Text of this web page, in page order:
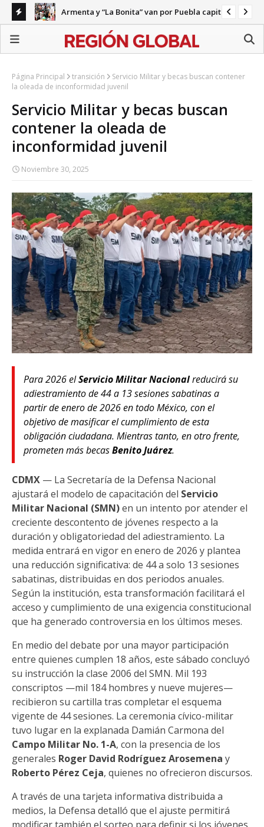
Armenta y “La Bonita” van por Puebla capital
Página Principal transición
Servicio Militar y becas buscan contener
la oleada de inconformidad juvenil
Servicio Militar y becas buscan
contener la oleada de
inconformidad juvenil
Noviembre 30, 2025
Para 2026 elServicio Militar Nacionalreducirá su
adiestramiento de 44 a 13 sesiones sabatinas a
partir de enero de 2026 en todo México, con el
objetivo de masificar el cumplimiento de esta
obligación ciudadana. Mientras tanto, en otro frente,
prometen más becasBenito Juárez.
CDMX — La Secretaría de la Defensa Nacional
ajustará el modelo de capacitación del Servicio
Militar Nacional (SMN)en un intento por atender el
creciente descontento de jóvenes respecto a la
duración y obligatoriedad del adiestramiento. La
medida entrará en vigor en enero de 2026 y plantea
una reducción significativa: de 44 a solo 13 sesiones
sabatinas, distribuidas en dos periodos anuales.
Según la institución, esta transformación facilitará el
acceso y cumplimiento de una exigencia constitucional
que ha generado controversia en los últimos meses.
En medio del debate por una mayor participación
entre quienes cumplen 18 años, este sábado concluyó
su instrucción la clase 2006 del SMN. Mil 193
conscriptos —mil 184 hombres y nueve mujeres—
recibieron su cartilla tras completar el esquema
vigente de 44 sesiones. La ceremonia cívico-militar
tuvo lugar en la explanada Damián Carmona del
Campo Militar No. 1-A, con la presencia de los
generales Roger David Rodríguez Arosemena y
Roberto Pérez Ceja, quienes no ofrecieron discursos.
A través de una tarjeta informativa distribuida a
medios, la Defensa detalló que el ajuste permitirá